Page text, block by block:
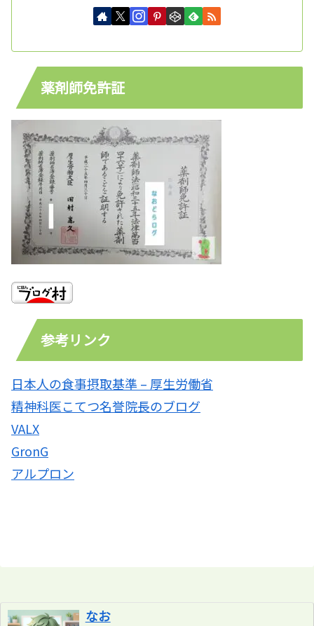
薬剤師免許証
参考リンク
日本人の食事摂取基準 – 厚生労働省
精神科医こてつ名誉院長のブログ
VALX
GronG
アルプロン
なお